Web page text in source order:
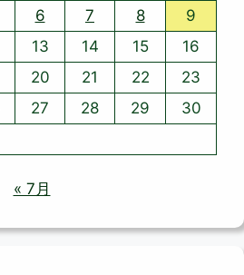
6 7 8
9
13 14 15
16
20 21 22
23
27 28 29
30
« 7月